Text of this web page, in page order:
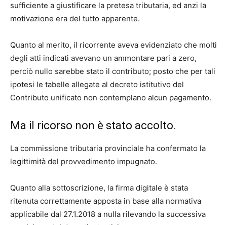
sufficiente a giustificare la pretesa tributaria, ed anzi la
motivazione era del tutto apparente.
Quanto al merito, il ricorrente aveva evidenziato che molti
degli atti indicati avevano un ammontare pari a zero,
perciò nullo sarebbe stato il contributo; posto che per tali
ipotesi le tabelle allegate al decreto istitutivo del
Contributo unificato non contemplano alcun pagamento.
Ma il ricorso non è stato accolto.
La commissione tributaria provinciale ha confermato la
legittimità del provvedimento impugnato.
Quanto alla sottoscrizione, la firma digitale è stata
ritenuta correttamente apposta in base alla normativa
applicabile dal 27.1.2018 a nulla rilevando la successiva